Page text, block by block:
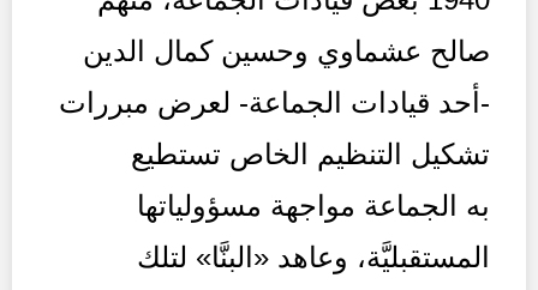
صالح عشماوي وحسين كمال الدين
-أحد قيادات الجماعة- لعرض مبررات
تشكيل التنظيم الخاص تستطيع
به الجماعة مواجهة مسؤولياتها
المستقبليَّة، وعاهد «البنَّا» لتلك